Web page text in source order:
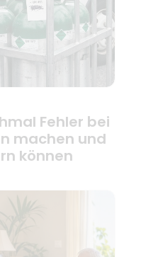
Fehler bei
machen und
können